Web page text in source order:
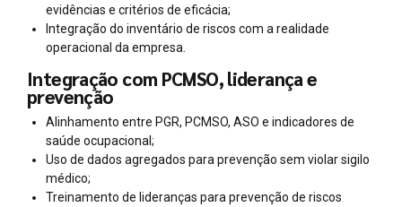
evidências e critérios de eficácia;
Integração do inventário de riscos com a realidade
operacional da empresa.
Integração com PCMSO, liderança e
prevenção
Alinhamento entre PGR, PCMSO, ASO e indicadores de
saúde ocupacional;
Uso de dados agregados para prevenção sem violar sigilo
médico;
Treinamento de lideranças para prevenção de riscos